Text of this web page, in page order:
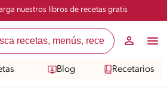
nuestros libros de recetas gratis
Blog Recetarios